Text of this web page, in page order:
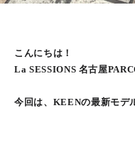
こんにちは！
La SESSIONS 名古屋
今回は、KEENの最新モデ